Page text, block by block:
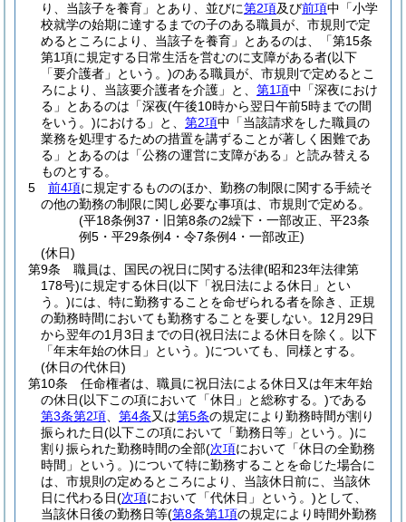
り、当該子を養育」とあり、並びに第2項及び前項中「小学
校就学の始期に達するまでの子のある職員が、市規則で定
めるところにより、当該子を養育」とあるのは、「第15条
第1項に規定する日常生活を営むのに支障がある者(以下
「要介護者」という。)のある職員が、市規則で定めるとこ
ろにより、当該要介護者を介護」と、 第1項中「深夜におけ
る」とあるのは「深夜(午後10時から翌日午前5時までの間
をいう。)における」と、 第2項中「当該請求をした職員の
業務を処理するための措置を講ずることが著しく困難であ
る」とあるのは「公務の運営に支障がある」と読み替える
ものとする。
5
前4項に規定するもののほか、勤務の制限に関する手続そ
の他の勤務の制限に関し必要な事項は、市規則で定める。
(平18条例37・旧第8条の2繰下・一部改正、平23条
例5・平29条例4・令7条例4・一部改正)
(休日)
第9条
職員は、国民の祝日に関する法律(昭和23年法律第
178号)に規定する休日(以下「祝日法による休日」とい
う。)には、特に勤務することを命ぜられる者を除き、正規
の勤務時間においても勤務することを要しない。 12月29日
から翌年の1月3日までの日(祝日法による休日を除く。以下
「年末年始の休日」という。)についても、同様とする。
(休日の代休日)
第10条
任命権者は、職員に祝日法による休日又は年末年始
の休日(以下この項において「休日」と総称する。)である
第3条第2項
第4条又は第5条の規定により勤務時間が割り
振られた日(以下この項において「勤務日等」という。)に
割り振られた勤務時間の全部(次項において「休日の全勤務
時間」という。)について特に勤務することを命じた場合に
は、市規則の定めるところにより、当該休日前に、当該休
日に代わる日(次項において「代休日」という。)として、
当該休日後の勤務日等(第8条第1項の規定により時間外勤務